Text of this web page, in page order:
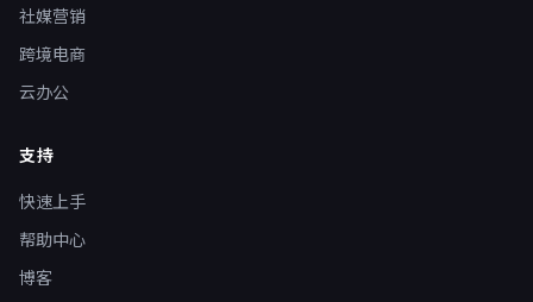
社媒营销
跨境电商
云办公
支持
快速上手
帮助中心
博客